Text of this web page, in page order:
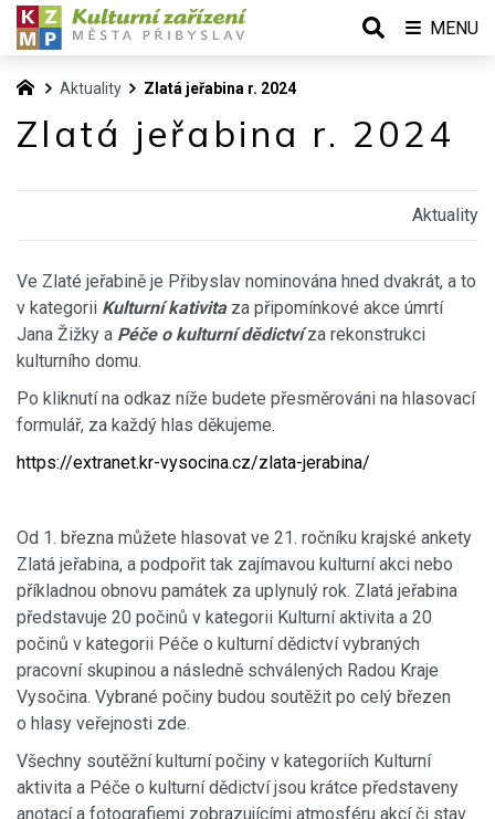
Aktuality Zlatá jeřabina r. 2024
Zlatá jeřabina r. 2024
Aktuality
Ve Zlaté jeřabině je Přibyslav nominována hned dvakrát, a to
v kategorii Kulturní kativitaza připomínkové akce úmrtí
Jana Žižky a Péče o kulturní dědictvíza rekonstrukci
kulturního domu.
Po kliknutí na odkaz níže budete přesměrováni na hlasovací
formulář, za každý hlas děkujeme.
https://extranet.kr-vysocina.cz/zlata-jerabina/
Od 1. března můžete hlasovat ve 21. ročníku krajské ankety
Zlatá jeřabina, a podpořit tak zajímavou kulturní akci nebo
příkladnou obnovu památek za uplynulý rok. Zlatá jeřabina
představuje 20 počinů v kategorii Kulturní aktivita a 20
počinů v kategorii Péče o kulturní dědictví vybraných
pracovní skupinou a následně schválených Radou Kraje
Vysočina. Vybrané počiny budou soutěžit po celý březen
o hlasy veřejnosti zde.
Všechny soutěžní kulturní počiny v kategoriích Kulturní
aktivita a Péče o kulturní dědictví jsou krátce představeny
anotací a fotografiemi zobrazujícími atmosféru akcí či stav
MENU